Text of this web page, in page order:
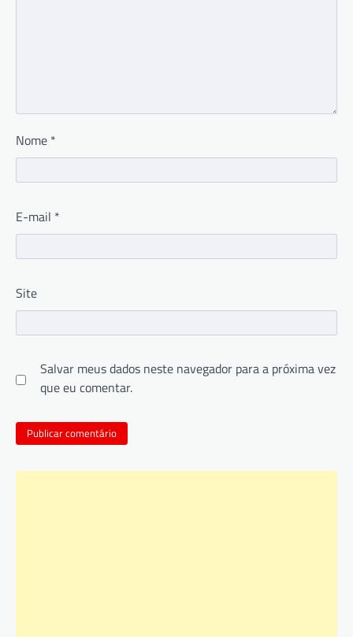
Nome *
E-mail *
Site
Salvar meus dados neste navegador para a próxima vez
que eu comentar.